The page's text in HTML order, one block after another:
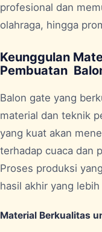
profesional dan
olahraga, hingga
Keunggulan
Pembuatan
Balon gate yang
material dan teknik
yang kuat akan
terhadap cuaca dan
Proses produksi
hasil akhir yang
Material Berkualitas